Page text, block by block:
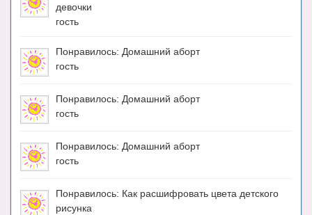
девочки
гость
Понравилось: Домашний аборт
гость
Понравилось: Домашний аборт
гость
Понравилось: Домашний аборт
гость
Понравилось: Как расшифровать цвета детского
рисунка